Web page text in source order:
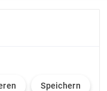
Speichern